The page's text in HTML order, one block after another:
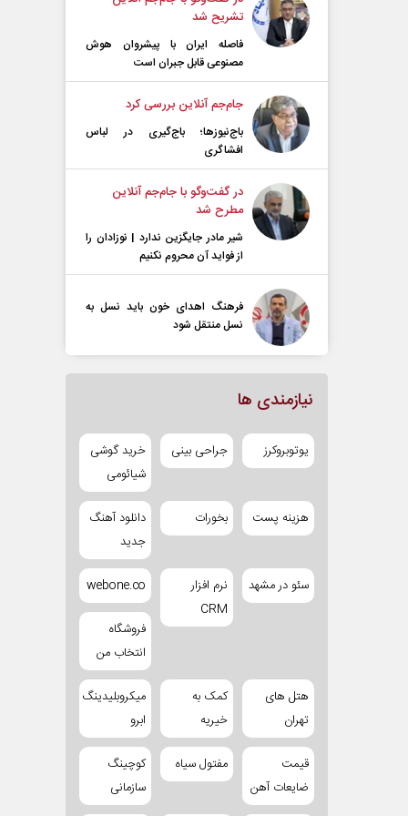
تشریح شد
فاصله ایران با پیشرو‌ان هوش
مصنوعی قابل جبران است
جام‌جم آنلاین بررسی کرد
باج‌نیوزها؛ باج‌گیری در لباس
افشاگری
در گفت‌و‌گو با جام‌جم آنلاین
مطرح شد
شیر مادر جایگزین ندارد | نوزادان را
از فواید آن محروم نکنیم
فرهنگ اهدای خون باید نسل به
نسل منتقل شود
نیازمندی ها
یوتوبروکرز جراحی بینی
خرید گوشی
شیائومی
هزینه پست بخورات
دانلود آهنگ
جدید
سئو در مشهد
نرم افزار
CRM
webone.co
فروشگاه
انتخاب من
هتل های
تهران
کمک به
خیریه
میکروبلیدینگ
ابرو
قیمت
ضایعات آهن
مفتول سیاه
کوچینگ
سازمانی